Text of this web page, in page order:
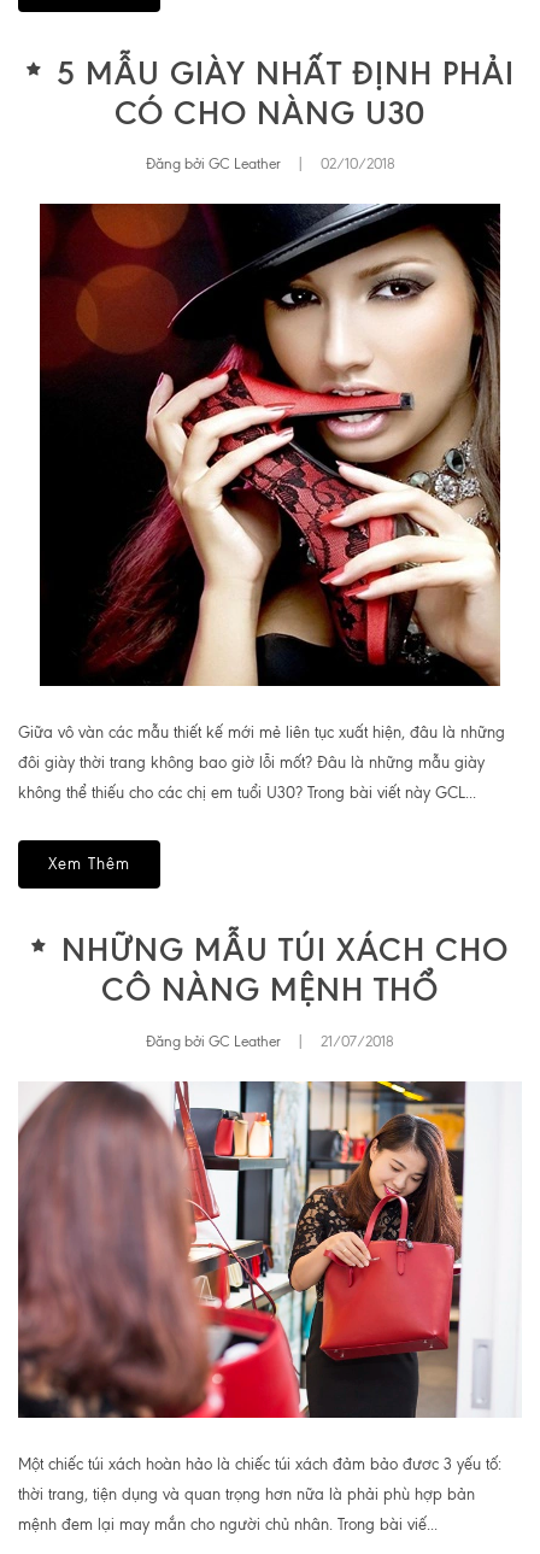
5 MẪU GIÀY NHẤT ĐỊNH PHẢI
CÓ CHO NÀNG U30
Đăng bởi GC Leather 02/10/2018
Giữa vô vàn các mẫu thiết kế mới mẻ liên tục xuất hiện, đâu là những
đôi giày thời trang không bao giờ lỗi mốt? Đâu là những mẫu giày
không thể thiếu cho các chị em tuổi U30? Trong bài viết này GCL...
Xem Thêm
NHỮNG MẪU TÚI XÁCH CHO
CÔ NÀNG MỆNH THỔ
Đăng bởi GC Leather 21/07/2018
Một chiếc túi xách hoàn hảo là chiếc túi xách đảm bảo đươc 3 yếu tố:
thời trang, tiện dụng và quan trọng hơn nữa là phải phù hợp bản
mệnh đem lại may mắn cho người chủ nhân. Trong bài viế...